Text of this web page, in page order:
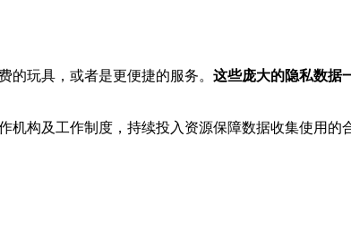
的玩具，或者是更便捷的服务。 这些庞大的隐私数据
构及工作制度，持续投入资源保障数据收集使用的